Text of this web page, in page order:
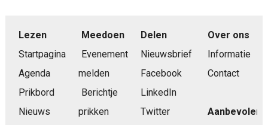
Lezen
Startpagina
Agenda
Prikbord
Nieuws
Meedoen
Evenement
melden
Berichtje
prikken
Delen
Nieuwsbrief
Facebook
LinkedIn
Twitter
Over ons
Informatie
Contact
Aanbevolen